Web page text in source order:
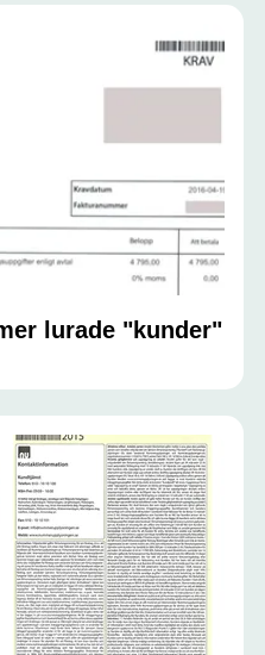
lurade "kunder"